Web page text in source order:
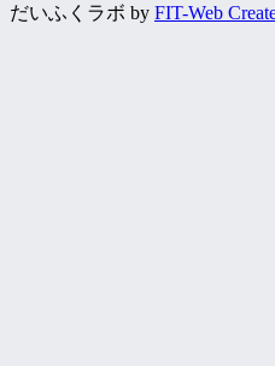
だいふくラボ by FIT-Web